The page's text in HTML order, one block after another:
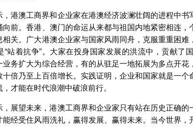
，港澳工商界和企业家在港澳经济波澜壮阔的进程中
向前。香港、澳门的命运从来都与祖国内地紧密相连
相关。广大港澳企业家与国家风雨同舟，克服重重困
“站着抗争”。大家在投身国家发展的洪流中，贡献了
业务扩大为综合经营，有的从驻足一地拓展为多点开
十倍乃至上百倍增长。实践证明，企业和国家就是一
才能在时代浪潮中破浪前行。
，展望未来，港澳工商界和企业家只有站在历史正确
能经受住风雨洗礼，赢得发展、赢得未来。当今世界，